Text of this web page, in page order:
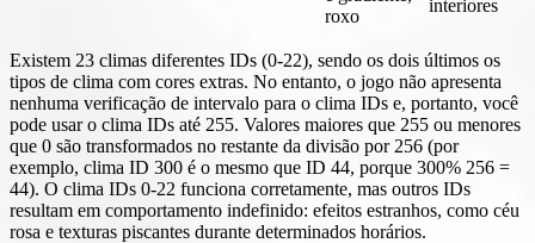
roxo
interiores
Existem 23 climas diferentes IDs (0-22), sendo os dois últimos os
tipos de clima com cores extras. No entanto, o jogo não apresenta
nenhuma verificação de intervalo para o clima IDs e, portanto, você
pode usar o clima IDs até 255. Valores maiores que 255 ou menores
que 0 são transformados no restante da divisão por 256 (por
exemplo, clima ID 300 é o mesmo que ID 44, porque 300% 256 =
44). O clima IDs 0-22 funciona corretamente, mas outros IDs
resultam em comportamento indefinido: efeitos estranhos, como céu
rosa e texturas piscantes durante determinados horários.